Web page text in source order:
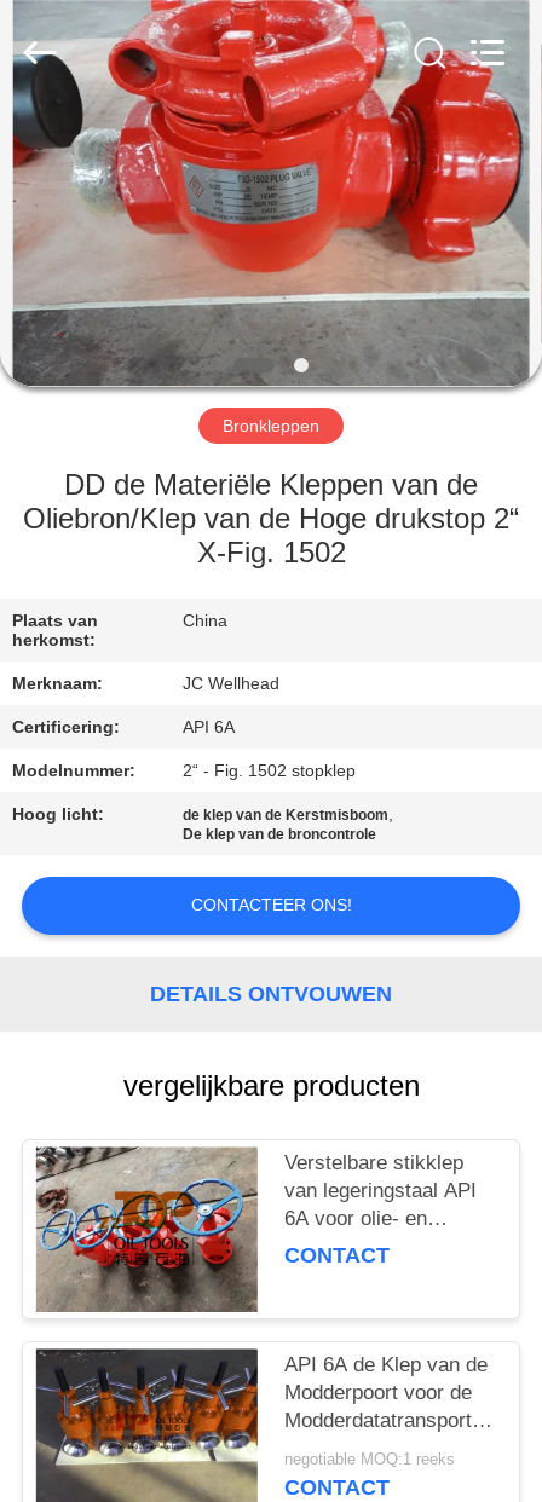
HUIS
PRODUCTEN
ONGEVEER
ONS
FABRIEKSREIS
KWALITEITSCONTROLE
CONTACTEER
GEVALLEN
SITEMAP
PRIVACY
POLICY
CO.，
LTD.
Rights
Reserved.
Bronkleppen
DD de Materiële Kleppen van de
Oliebron/Klep van de Hoge drukstop 2“
X-Fig. 1502
Plaats van
herkomst:
China
Merknaam: JC Wellhead
Certificering: API 6A
Modelnummer: 2“ - Fig. 1502 stopklep
Hoog licht: de klep van de Kerstmisboom,
De klep van de broncontrole
CONTACTEER ONS!
DETAILS ONTVOUWEN
vergelijkbare producten
Verstelbare stikklep
van legeringstaal API
6A voor olie- en
gasputdienst
CONTACT
API 6A de Klep van de
Modderpoort voor de
Z23Y-75-70 van de
Oliebronboring
negotiable MOQ:1 reeks
CONTACT